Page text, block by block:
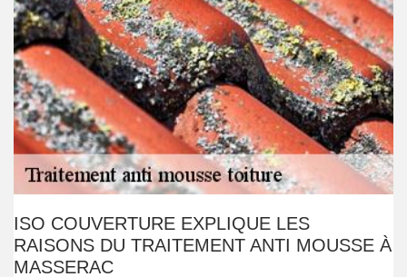
ISO COUVERTURE EXPLIQUE LES
RAISONS DU TRAITEMENT ANTI MOUSSE À
MASSERAC